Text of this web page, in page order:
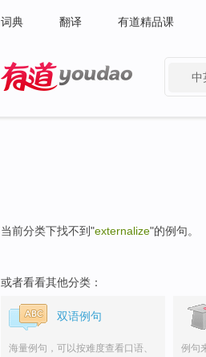
词典 翻译 有道精品课
中
当前分类下找不到"externalize"的例句。
或者看看其他分类：
双语例句
海量例句，可以按难度查看口语、
例句